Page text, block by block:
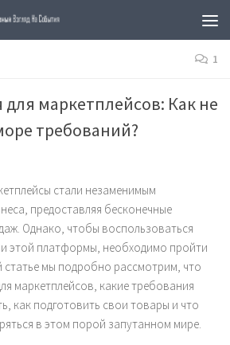
1
маркетплейсов: Как не
требований?
стали незаменимым
предоставляя бесконечные
Однако, чтобы воспользоваться
этой платформы, необходимо пройти
мы подробно рассмотрим, что
маркетплейсов, какие требования
как подготовить свои товары и что
в этом порой запутанном мире.